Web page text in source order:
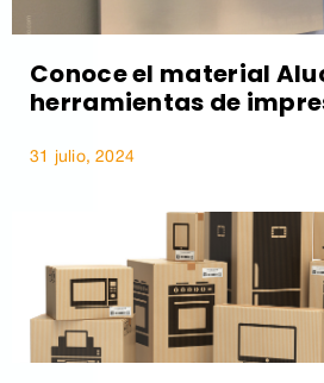
Conoce el material
herramientas de
31 julio, 2024